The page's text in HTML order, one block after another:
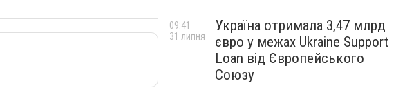
Україна отримала 3,47 млрд
євро у межах Ukraine Support
Loan від Європейського
Союзу
09:41
31 липня